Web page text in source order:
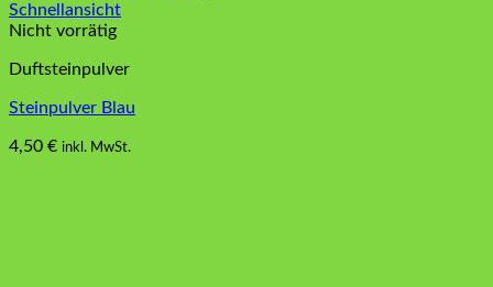
Schnellansicht
Nicht vorrätig
Duftsteinpulver
Steinpulver Blau
4,50 € inkl. MwSt.